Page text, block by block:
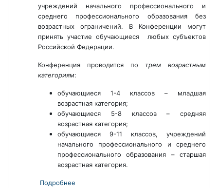
учреждений начального профессионального и
среднего профессионального образования без
возрастных ограничений. В Конференции могут
принять участие обучающиеся любых субъектов
Российской Федерации.
Конференция проводится по трем возрастным
категориям:
обучающиеся 1-4 классов – младшая
возрастная категория;
обучающиеся 5-8 классов – средняя
возрастная категория;
обучающиеся 9-11 классов, учреждений
начального профессионального и среднего
профессионального образования – старшая
возрастная категория.
Подробнее